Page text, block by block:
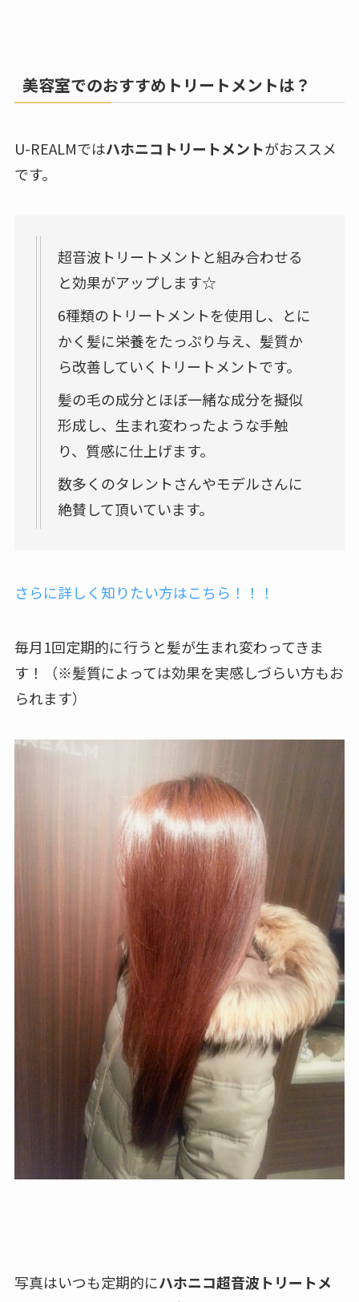
美容室でのおすすめトリートメントは？
U-REALMではハホニコトリートメントがおススメ
です。
超音波トリートメントと組み合わせる
と効果がアップします☆
6種類のトリートメントを使用し、とに
かく髪に栄養をたっぷり与え、髪質か
ら改善していくトリートメントです。
髪の毛の成分とほぼ一緒な成分を擬似
形成し、生まれ変わったような手触
り、質感に仕上げます。
数多くのタレントさんやモデルさんに
絶賛して頂いています。
さらに詳しく知りたい方はこちら！！！
毎月1回定期的に行うと髪が生まれ変わってきま
す！（※髪質によっては効果を実感しづらい方もお
られます）
写真はいつも定期的にハホニコ超音波トリートメ